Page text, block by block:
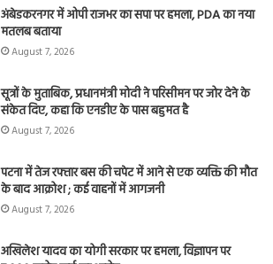
अंबेडकरनगर में ओपी राजभर का सपा पर हमला, PDA का नया
मतलब बताया
August 7, 2026
सूत्रों के मुताबिक, प्रधानमंत्री मोदी ने परिसीमन पर जोर देने के
संकेत दिए, कहा कि एनडीए के पास बहुमत है
August 7, 2026
पटना में तेज रफ्तार बस की चपेट में आने से एक व्यक्ति की मौत
के बाद आक्रोश ; कई वाहनों में आगजनी
August 7, 2026
अखिलेश यादव का योगी सरकार पर हमला, विज्ञापन पर